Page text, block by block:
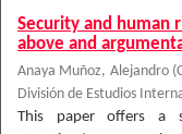
Security and human
above and
Anaya Muñoz, Alejandro (
División de Estudios
This paper offers a